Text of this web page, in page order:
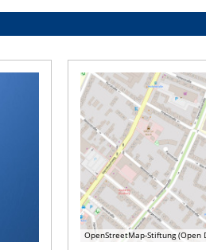
OpenStreetMap-Stiftung (Open